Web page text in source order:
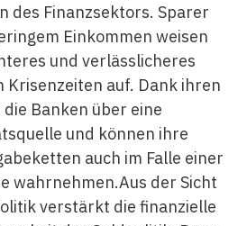
des Finanzsektors. Sparer
Einkommen weisen
und verlässlicheres
Krisenzeiten auf. Dank ihren
Banken über eine
und können ihre
auch im Falle einer
wahrnehmen.Aus der Sicht
verstärkt die finanzielle